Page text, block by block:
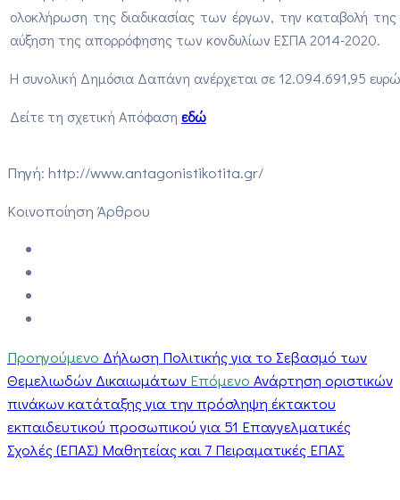
ολοκλήρωση της διαδικασίας των έργων, την καταβολή της
αύξηση της απορρόφησης των κονδυλίων ΕΣΠΑ 2014-2020.
Η συνολική Δημόσια Δαπάνη ανέρχεται σε 12.094.691,95
Δείτε τη σχετική Απόφαση εδώ
Πηγή: http://www.antagonistikotita.gr/
Κοινοποίηση Άρθρου
Προηγούμενο Δήλωση Πολιτικής για το Σεβασμό των
Θεμελιωδών Δικαιωμάτων Επόμενο Ανάρτηση οριστικών
πινάκων κατάταξης για την πρόσληψη έκτακτου
εκπαιδευτικού προσωπικού για 51 Επαγγελματικές
Σχολές (ΕΠΑΣ) Μαθητείας και 7 Πειραματικές ΕΠΑΣ